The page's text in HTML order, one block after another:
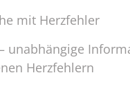
mit Herzfehler
unabhängige
Herzfehlern